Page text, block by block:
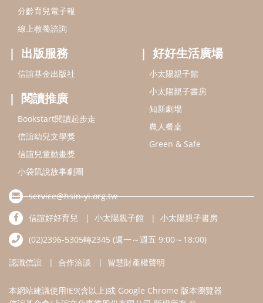
分齡育兒電子報
線上教養諮詢
出版服務
信誼基金出版社
閱讀推廣
Bookstart閱讀起步走
信誼幼兒文學獎
信誼兒童動畫獎
小袋鼠說故事劇團
好好生活廣場
小太陽親子館
小太陽親子書房
知新劇場
農人餐桌
Green & Safe
service@hsin-yi.org.tw
信誼好好育兒
小太陽親子館
小太陽親子書房
(02)2396-5305轉2345 (週一～週五 9:00～18:00)
認識信誼 合作洽談 智慧財產權聲明
本網站建議使用IE9(含以上)或 Google Chrome 版本瀏覽器